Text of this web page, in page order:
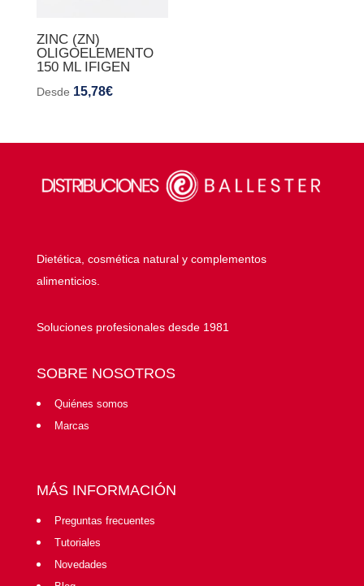
ZINC (ZN)
OLIGOELEMENTO
150 ML IFIGEN
Desde 15,78€
Dietética, cosmética natural y complementos
alimenticios.
Soluciones profesionales desde 1981
SOBRE NOSOTROS
Quiénes somos
Marcas
MÁS INFORMACIÓN
Preguntas frecuentes
Tutoriales
Novedades